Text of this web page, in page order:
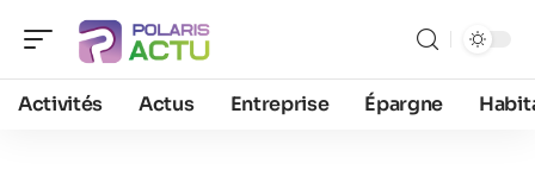
Activités Actus Entreprise Épargne